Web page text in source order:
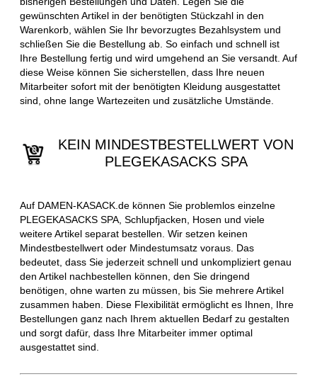
gewünschten Artikel in der benötigten Stückzahl in den
Warenkorb, wählen Sie Ihr bevorzugtes Bezahlsystem und
schließen Sie die Bestellung ab. So einfach und schnell ist
Ihre Bestellung fertig und wird umgehend an Sie versandt. Auf
diese Weise können Sie sicherstellen, dass Ihre neuen
Mitarbeiter sofort mit der benötigten Kleidung ausgestattet
sind, ohne lange Wartezeiten und zusätzliche Umstände.
KEIN MINDESTBESTELLWERT VON
PLEGEKASACKS SPA
Auf DAMEN-KASACK.de können Sie problemlos einzelne
PLEGEKASACKS SPA, Schlupfjacken, Hosen und viele
weitere Artikel separat bestellen. Wir setzen keinen
Mindestbestellwert oder Mindestumsatz voraus. Das
bedeutet, dass Sie jederzeit schnell und unkompliziert genau
den Artikel nachbestellen können, den Sie dringend
benötigen, ohne warten zu müssen, bis Sie mehrere Artikel
zusammen haben. Diese Flexibilität ermöglicht es Ihnen, Ihre
Bestellungen ganz nach Ihrem aktuellen Bedarf zu gestalten
und sorgt dafür, dass Ihre Mitarbeiter immer optimal
ausgestattet sind.